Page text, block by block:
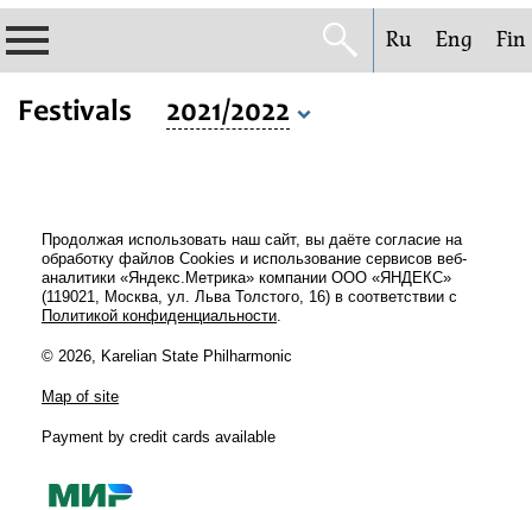
Philharmonic
Festivals
Ru Eng Fin
Festivals 2021/2022
Продолжая использовать наш сайт, вы даёте согласие на
обработку файлов Cookies и использование сервисов веб-
аналитики «Яндекс.Метрика» компании ООО «ЯНДЕКС»
(119021, Москва, ул. Льва Толстого, 16) в соответствии с
Политикой конфиденциальности.
© 2026, Karelian State Philharmonic
Map of site
Payment by credit cards available